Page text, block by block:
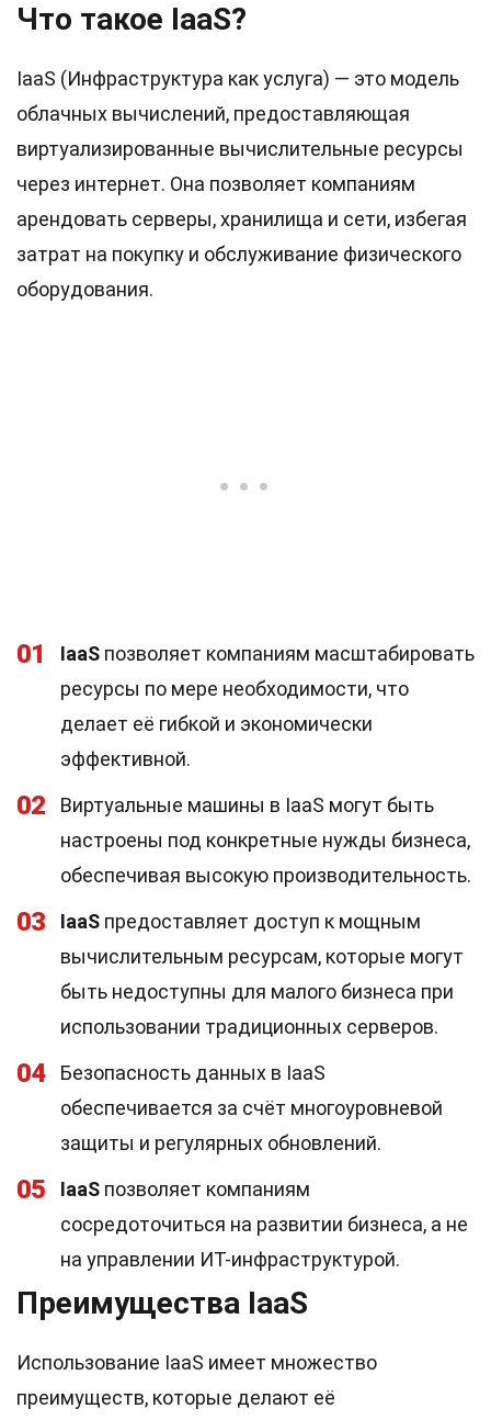
Что такое IaaS?
IaaS (Инфраструктура как услуга) — это модель
облачных вычислений, предоставляющая
виртуализированные вычислительные ресурсы
через интернет. Она позволяет компаниям
арендовать серверы, хранилища и сети, избегая
затрат на покупку и обслуживание физического
оборудования.
01 IaaS позволяет компаниям масштабировать
ресурсы по мере необходимости, что
делает её гибкой и экономически
эффективной.
02
Виртуальные машины в IaaS могут быть
настроены под конкретные нужды бизнеса,
обеспечивая высокую производительность.
03 IaaS предоставляет доступ к мощным
вычислительным ресурсам, которые могут
быть недоступны для малого бизнеса при
использовании традиционных серверов.
04
Безопасность данных в IaaS
обеспечивается за счёт многоуровневой
защиты и регулярных обновлений.
05 IaaS позволяет компаниям
сосредоточиться на развитии бизнеса, а не
на управлении ИТ-инфраструктурой.
Преимущества IaaS
Использование IaaS имеет множество
преимуществ, которые делают её